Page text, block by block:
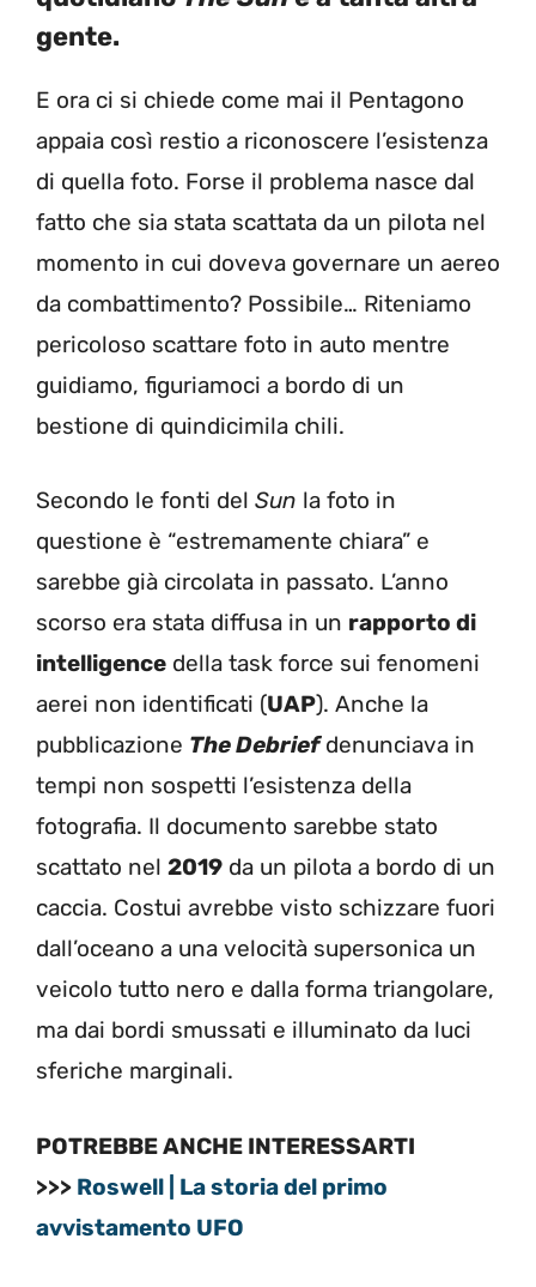
gente.
E ora ci si chiede come mai il Pentagono
appaia così restio a riconoscere l’esistenza
di quella foto. Forse il problema nasce dal
fatto che sia stata scattata da un pilota nel
momento in cui doveva governare un aereo
da combattimento? Possibile… Riteniamo
pericoloso scattare foto in auto mentre
guidiamo, figuriamoci a bordo di un
bestione di quindicimila chili.
Secondo le fonti del Sun la foto in
questione è “estremamente chiara” e
sarebbe già circolata in passato. L’anno
scorso era stata diffusa in un rapporto di
intelligence della task force sui fenomeni
aerei non identificati (UAP). Anche la
pubblicazione The Debriefdenunciava in
tempi non sospetti l’esistenza della
fotografia. Il documento sarebbe stato
scattato nel 2019 da un pilota a bordo di un
caccia. Costui avrebbe visto schizzare fuori
dall’oceano a una velocità supersonica un
veicolo tutto nero e dalla forma triangolare,
ma dai bordi smussati e illuminato da luci
sferiche marginali.
POTREBBE ANCHE INTERESSARTI
>>> Roswell | La storia del primo
avvistamento UFO